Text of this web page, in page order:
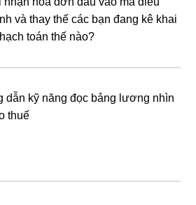
và thay thế các bạn đang kê khai
toán thế nào?
dẫn kỹ năng đọc bảng lương nhìn
thuế